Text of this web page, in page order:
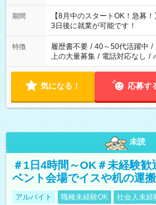
と休みを合わせたい」 「余裕
「できれば残業はしたくない
ね。 ※Wワーク希望の方へ 今ご覧のお仕事で希望する勤務時間
と、もう1つのお仕事の勤務時
合は応募できません。
期間
【8月中のスタートOK！急募
3日後に就業が可能です！
特徴 履歴書不要 / 40～50代活躍中 /
上の大量募集 / 電話対応なし /
気になる！ 応募す
未読
＃1日4時間～OK＃未経験歓
ベント会場でイスや机の運
アルバイト 職種未経験OK 社会人未経